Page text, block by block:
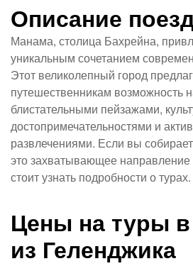
Описание
Манама, столица Бахрейна,
уникальным сочетанием
Этот великолепный город
путешественникам возможность
блистательными пейзажами,
достопримечательностями и
развлечениями. Если вы
это захватывающее направление
стоит узнать подробности о турах.
Цены на туры
из Геленджика